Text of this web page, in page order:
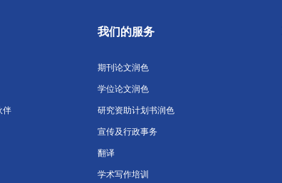
伴
我们的服务
期刊论文润色
学位论文润色
研究资助计划书润色
宣传及行政事务
翻译
学术写作培训